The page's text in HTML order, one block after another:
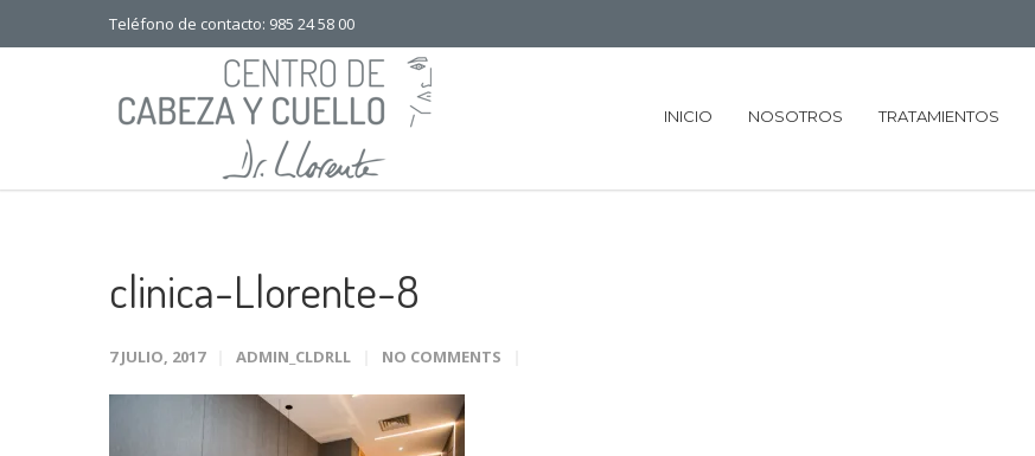
Teléfono de contacto: 985 24 58 00
INICIO NOSOTROS TRATAMIENTOS
clinica-Llorente-8
7 JULIO, 2017 ADMIN_CLDRLL NO COMMENTS